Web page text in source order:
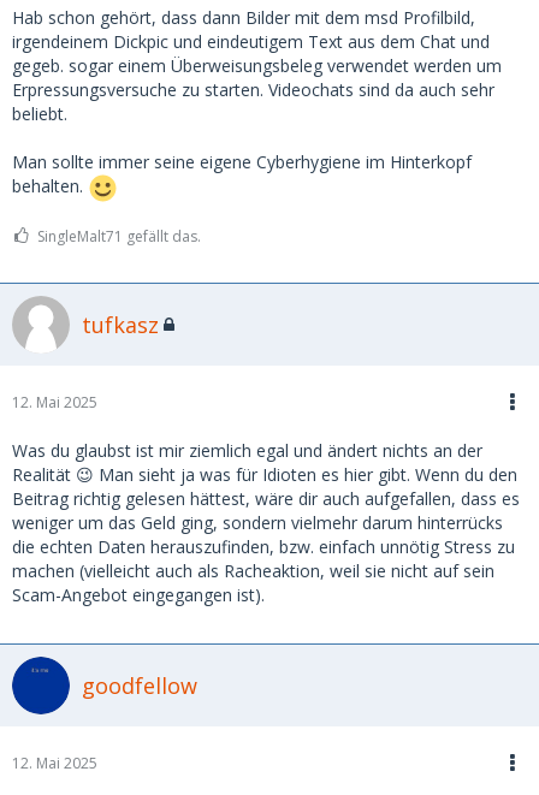
aus gutem Grund nicht will, dass ihre Adresse
rausgegeben wird. Sie erwähnte auch, dass sie ihn
als potenziellen Stalker einschätzt. Danach war
Ruhe.
Was lernen wir daraus?
vielleicht sogar an die Medien oder an die Partei
dieses Herrn. Denn wenn jemand seine
Machtposition missbraucht, um andere unter
verwerflich, sondern gefährlich.
Hab schon gehört, dass dann Bilder mit dem msd Profilbild,
irgendeinem Dickpic und eindeutigem Text aus dem Chat und
gegeb. sogar einem Überweisungsbeleg verwendet werden um
Erpressungsversuche zu starten. Videochats sind da auch sehr
beliebt.
Man sollte immer seine eigene Cyberhygiene im Hinterkopf
behalten.
SingleMalt71 gefällt das.
tufkasz
12. Mai 2025
Was du glaubst ist mir ziemlich egal und ändert nichts an der
Realität 😉 Man sieht ja was für Idioten es hier gibt. Wenn du den
Beitrag richtig gelesen hättest, wäre dir auch aufgefallen, dass es
weniger um das Geld ging, sondern vielmehr darum hinterrücks
die echten Daten herauszufinden, bzw. einfach unnötig Stress zu
machen (vielleicht auch als Racheaktion, weil sie nicht auf sein
Scam-Angebot eingegangen ist).
goodfellow
12. Mai 2025